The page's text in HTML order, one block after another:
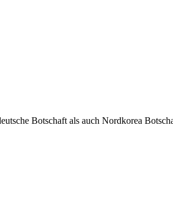
Botschaft als auch Nordkorea